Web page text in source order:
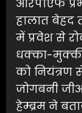
आरपीएफ
हालात बेहद
में प्रवेश से
धक्का-मुक्की
को नियंत्रण
जोगबनी
हेम्ब्रम ने